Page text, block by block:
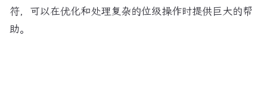
符，可以在优化和处理复杂的位级操作时提供巨大的帮
助。